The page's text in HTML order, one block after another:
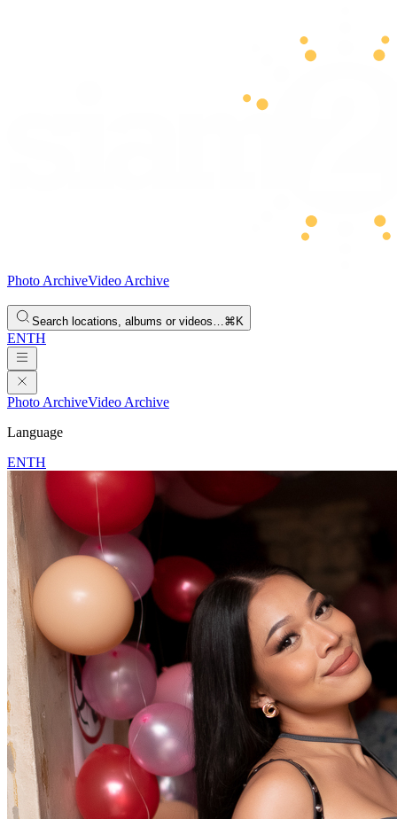
Photo ArchiveVideo Archive
Search locations, albums or videos…⌘K
ENTH
Photo ArchiveVideo Archive
Language
ENTH